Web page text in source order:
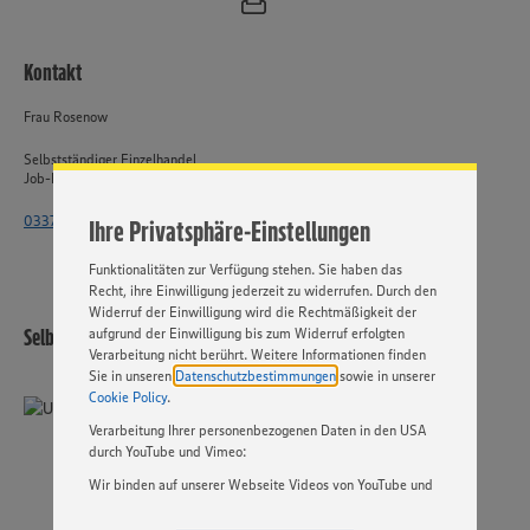
Ihre Privatsphäre-Einstellungen
Website zu personalisieren und Ihnen möglichst relevante
Cookies und anderer Technologien ist freiwillig und kann
„EINSTELLUNGEN ÄNDERN”. Bitte beachten Sie, dass auf
Basis Ihrer Einstellungen ggf. nicht mehr alle
Funktionalitäten zur Verfügung stehen. Sie haben das
Recht, ihre Einwilligung jederzeit zu widerrufen. Durch den
Widerruf der Einwilligung wird die Rechtmäßigkeit der
aufgrund der Einwilligung bis zum Widerruf erfolgten
Verarbeitung nicht berührt. Weitere Informationen finden
Sie in unseren Datenschutzbestimmungen sowie in unserer
Cookie Policy.
Verarbeitung Ihrer personenbezogenen Daten in den USA
durch YouTube und Vimeo:
Wir binden auf unserer Webseite Videos von YouTube und
Kontakt
Frau Rosenow
Selbstständiger Einzelhandel
Job-ID: 62017
033764 - 2515 4471
Selbstständiger Einzelhandel